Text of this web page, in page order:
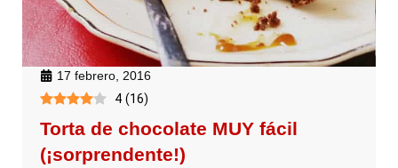
17 febrero, 2016
4 (16)
Torta de chocolate MUY fácil
(¡sorprendente!)